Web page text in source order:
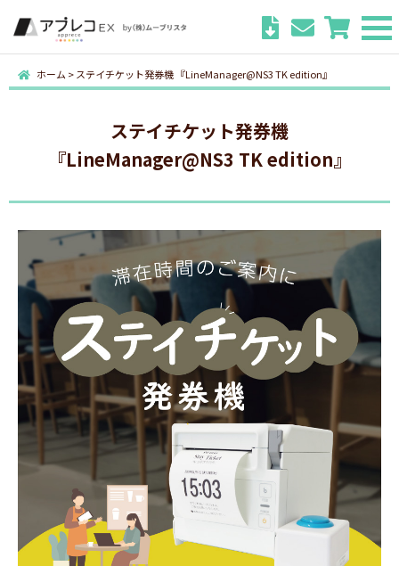
ホーム > ステイチケット発券機 『LineManager@NS3 TK edition』
ステイチケット発券機
『LineManager@NS3 TK edition』